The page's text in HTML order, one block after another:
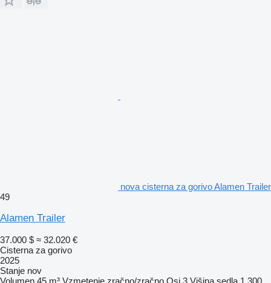
nova cisterna za gorivo Alamen Trailer
49
Alamen Trailer
37.000 $ ≈ 32.020 €
Cisterna za gorivo
2025
Stanje nov
Volumen 45 m³ Vzmetenje zračno/zračno Osi 3 Višina sedla 1.300